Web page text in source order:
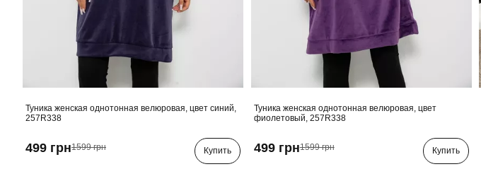
Туника женская однотонная велюровая, цвет синий,
257R338
499 грн1599 грн Купить
Туника женская однотонная велюровая, цвет
фиолетовый, 257R338
499 грн1599 грн Купить